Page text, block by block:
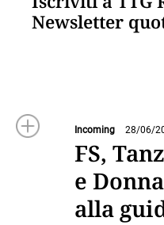
Newsletter
Incoming 28/06/
FS,
e
alla